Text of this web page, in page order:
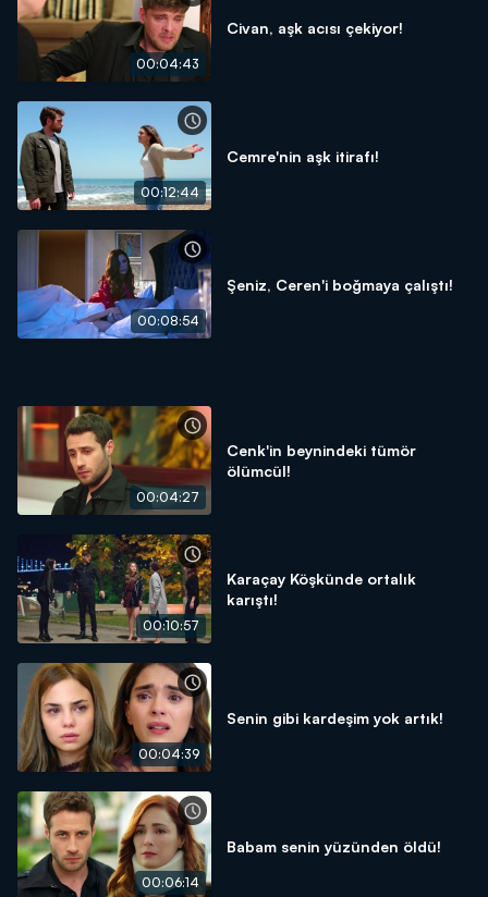
00:04:43
Civan, aşk acısı çekiyor!
00:12:44
Cemre'nin aşk itirafı!
00:08:54
Şeniz, Ceren'i boğmaya çalıştı!
00:04:27
Cenk'in beynindeki tümör
ölümcül!
00:10:57
Karaçay Köşkünde ortalık
karıştı!
00:04:39
Senin gibi kardeşim yok artık!
00:06:14
Babam senin yüzünden öldü!